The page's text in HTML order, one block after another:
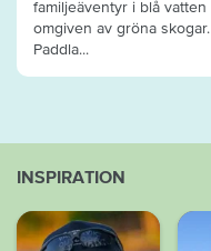
familjeäventyr i blå vatten
omgiven av gröna skogar.
Paddla...
INSPIRATION